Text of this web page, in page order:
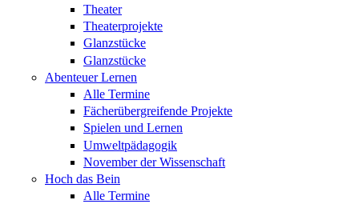
Theater
Theaterprojekte
Glanzstücke
Glanzstücke
Abenteuer Lernen
Alle Termine
Fächerübergreifende Projekte
Spielen und Lernen
Umweltpädagogik
November der Wissenschaft
Hoch das Bein
Alle Termine